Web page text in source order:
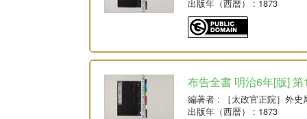
出版年（西暦）
: 1873
布告全書 明治6年[版]
編著者 : ［太政官正院］外史
出版年（西暦）
: 1873